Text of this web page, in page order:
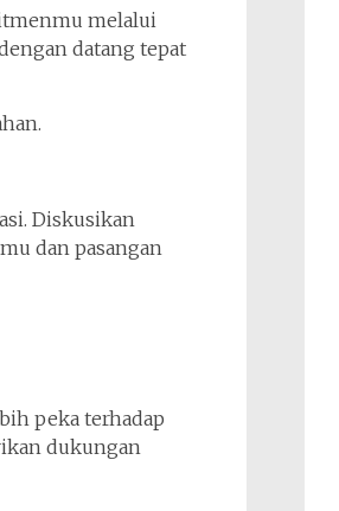
melalui
datang tepat
Diskusikan
dan pasangan
peka terhadap
dukungan